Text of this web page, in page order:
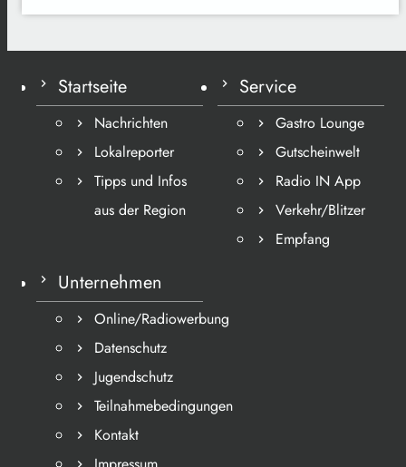
Startseite
Nachrichten
Lokalreporter
Tipps und Infos
aus der Region
Service
Gastro Lounge
Gutscheinwelt
Radio IN App
Verkehr/Blitzer
Empfang
Unternehmen
Online/Radiowerbung
Datenschutz
Jugendschutz
Teilnahmebedingungen
Kontakt